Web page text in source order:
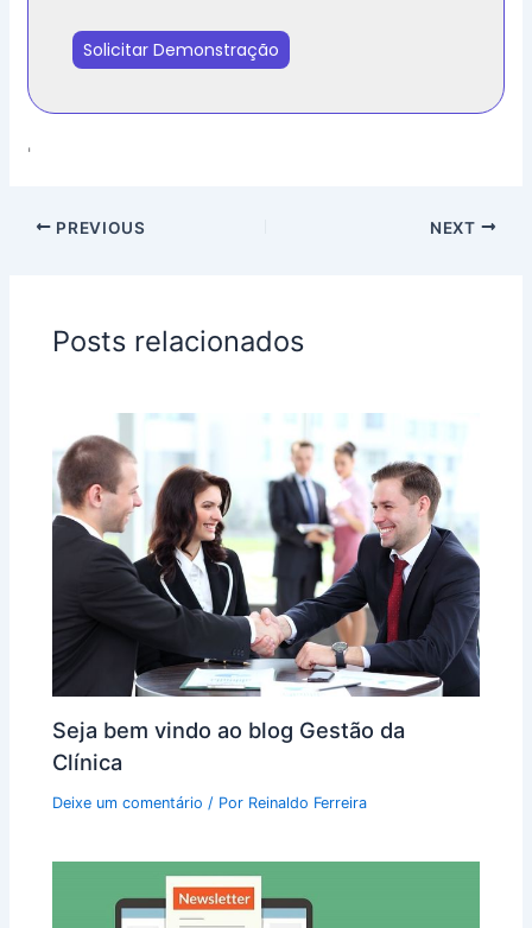
a
z
l
Solicitar Demonstração
'
PREVIOUS NEXT
Posts relacionados
Seja bem vindo ao blog Gestão da
Clínica
Deixe um comentário / Por Reinaldo Ferreira